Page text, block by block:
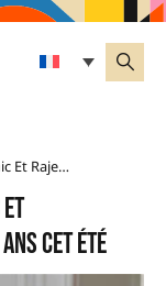
Le Jawbone Bob Est Le Carré Chic Et Rajeunissant À Adopter Après 50 Ans Cet Été
et
cet été